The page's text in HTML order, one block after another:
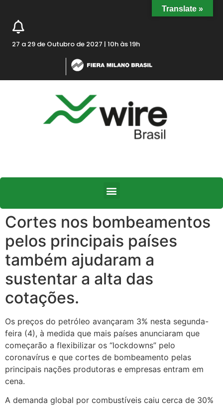
27 a 29 de Outubro de 2027 | 10h às 19h
Cortes nos bombeamentos
pelos principais países
também ajudaram a
sustentar a alta das
cotações.
Os preços do petróleo avançaram 3% nesta segunda-
feira (4), à medida que mais países anunciaram que
começarão a flexibilizar os “lockdowns” pelo
coronavírus e que cortes de bombeamento pelas
principais nações produtoras e empresas entram em
cena.
A demanda global por combustíveis caiu cerca de 30%
Translate »